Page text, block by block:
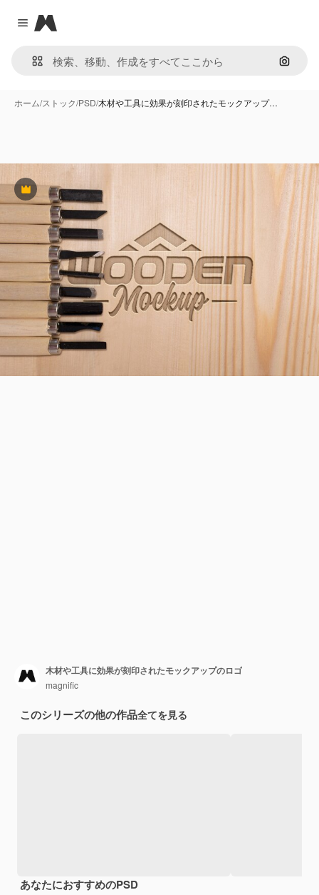
Close menu
Magnific
画像で
ホーム/ストック/PSD/木材や工具に効果が刻印されたモックアップ…
Premium
木材や工具に効果が刻印されたモックアップのロゴ
magnific
このシリーズの他の作品全てを見る
あなたにおすすめのPSD